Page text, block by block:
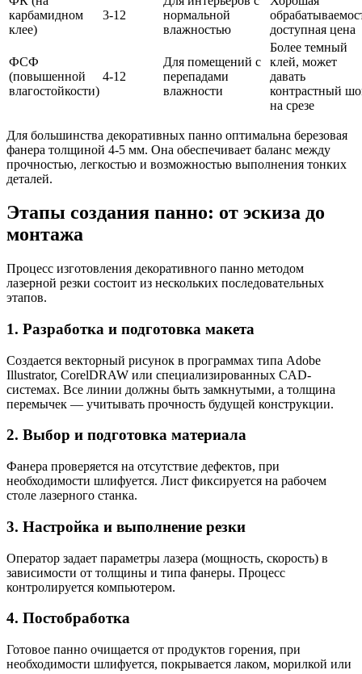
карбамидном
клее)
3-12
нормальной
влажностью
доступная цена
ФСФ
(повышенной
влагостойкости)
4-12
Для помещений с
перепадами
влажности
Более темный
клей, может
давать
контрастный
на срезе
Для большинства декоративных панно оптимальна березовая
фанера толщиной 4-5 мм. Она обеспечивает баланс между
прочностью, легкостью и возможностью выполнения тонких
деталей.
Этапы создания панно: от эскиза до
монтажа
Процесс изготовления декоративного панно методом
лазерной резки состоит из нескольких последовательных
этапов.
1. Разработка и подготовка макета
Создается векторный рисунок в программах типа Adobe
Illustrator, CorelDRAW или специализированных CAD-
системах. Все линии должны быть замкнутыми, а толщина
перемычек — учитывать прочность будущей конструкции.
2. Выбор и подготовка материала
Фанера проверяется на отсутствие дефектов, при
необходимости шлифуется. Лист фиксируется на рабочем
столе лазерного станка.
3. Настройка и выполнение резки
Оператор задает параметры лазера (мощность, скорость) в
зависимости от толщины и типа фанеры. Процесс
контролируется компьютером.
4. Постобработка
Готовое панно очищается от продуктов горения, при
необходимости шлифуется, покрывается лаком, морилкой или